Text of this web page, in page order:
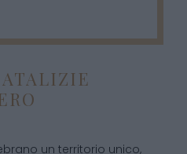
un territorio unico,